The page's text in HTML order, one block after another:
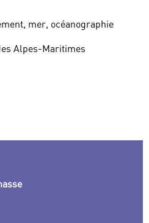
mer, océanographie
Alpes-Maritimes